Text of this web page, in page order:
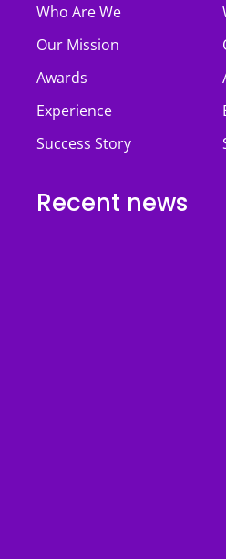
Who Are We
Our Mission
Awards
Experience
Success Story
Recent news